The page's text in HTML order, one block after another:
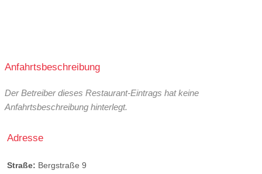
Anfahrtsbeschreibung
Der Betreiber dieses Restaurant-Eintrags hat keine
Anfahrtsbeschreibung hinterlegt.
Adresse
Straße: Bergstraße 9